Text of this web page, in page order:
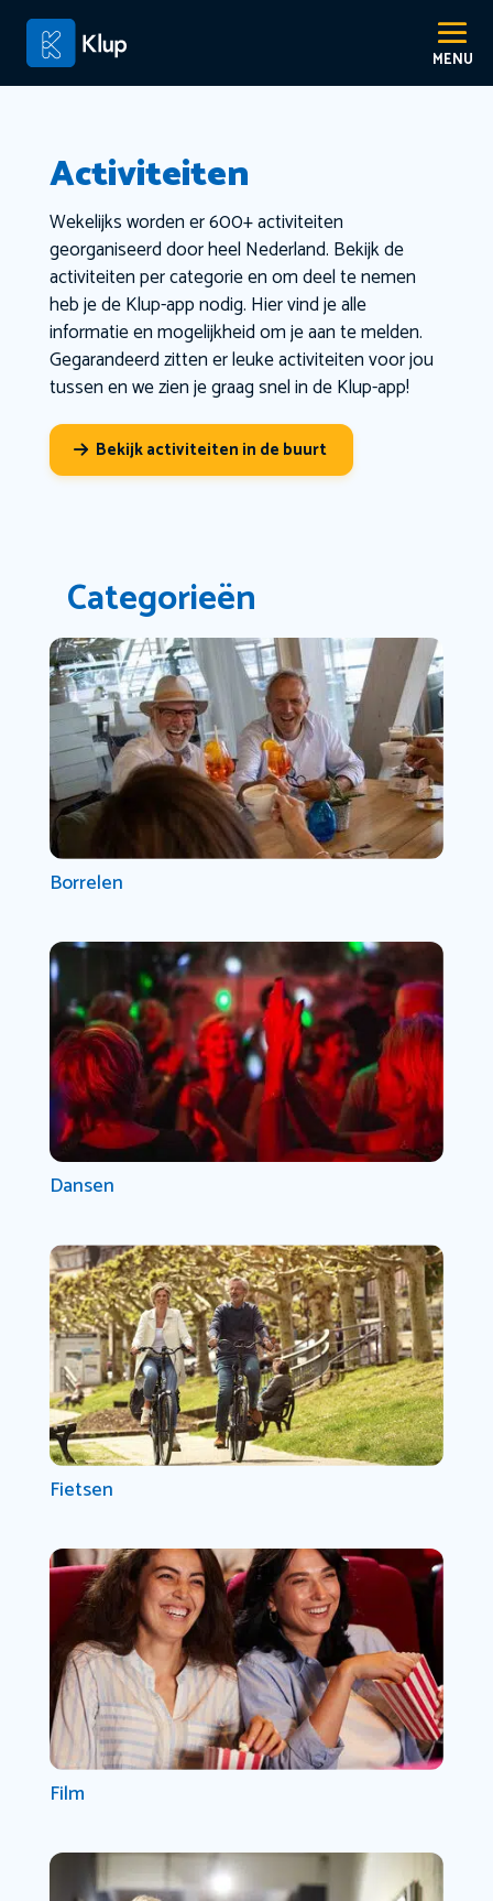
Activiteiten
Wekelijks worden er 600+ activiteiten
georganiseerd door heel Nederland. Bekijk de
activiteiten per categorie en om deel te nemen
heb je de Klup-app nodig. Hier vind je alle
informatie en mogelijkheid om je aan te melden.
Gegarandeerd zitten er leuke activiteiten voor jou
tussen en we zien je graag snel in de Klup-app!
Bekijk activiteiten in de buurt
Categorieën
Borrelen
Dansen
Fietsen
Film